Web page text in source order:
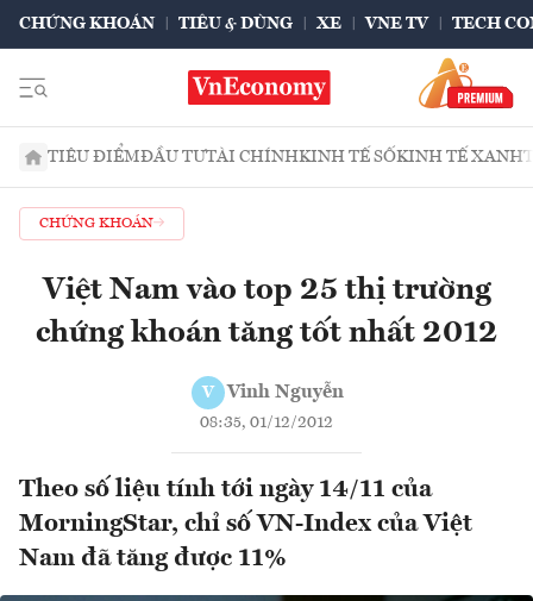
CHỨNG KHOÁN TIÊU & DÙNG XE VNE TV TECH
TIÊU ĐIỂMĐẦU TƯTÀI CHÍNHKINH TẾ SỐKINH TẾ XANH
CHỨNG KHOÁN
Việt Nam vào top 25 thị trường
chứng khoán tăng tốt nhất 2012
V Vinh Nguyễn
08:35, 01/12/2012
Theo số liệu tính tới ngày 14/11 của
MorningStar, chỉ số VN-Index của Việt
Nam đã tăng được 11%